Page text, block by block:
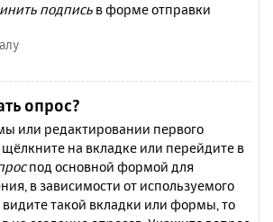
подпись в форме отправки
опрос?
или редактировании первого
на вкладке или перейдите в
под основной формой для
в зависимости от используемого
видите такой вкладки или формы, то